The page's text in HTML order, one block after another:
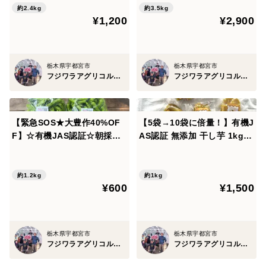
・自然解凍や半解凍で、ひんやり甘い冷やし焼き芋
・お子さまのおやつや、忙しい日の軽食にもおすすめで
す。
レビューのお願い
約2.4kg
¥1,200
栃木県宇都宮市
フジワラアグリコルトゥーラ
約3.5kg
¥2,900
栃木県宇都宮市
フジワラアグリコルトゥーラ
【緊急SOS★大豊作40%OF
F】☆有機JAS認証☆朝採れ
約1.2kg
¥600
栃木県宇都宮市
フジワラアグリコルトゥーラ
【5袋→10袋に倍量！】有機J
AS認証 無添加 干し芋 1kg
約1kg
¥1,500
栃木県宇都宮市
フジワラアグリコルトゥーラ